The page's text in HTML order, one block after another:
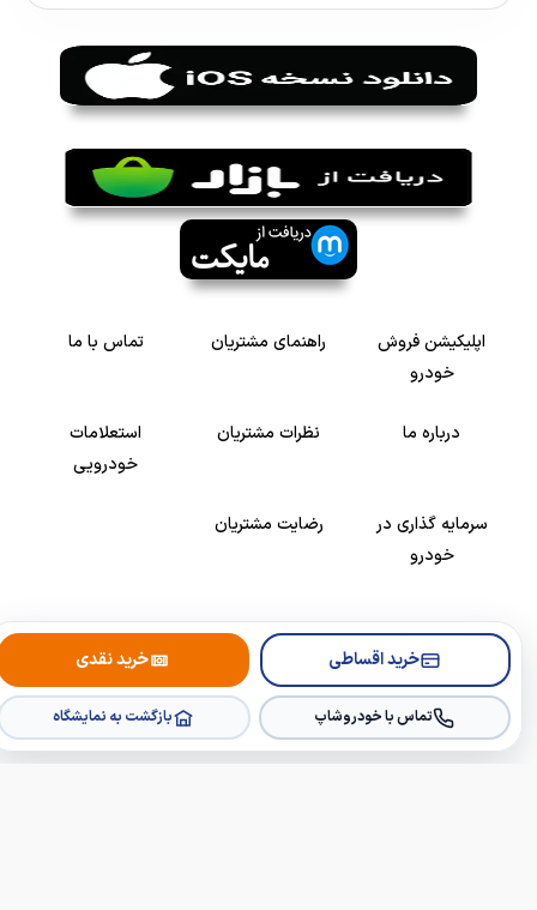
خرید اقساطی خرید نقدی
تماس با خودروشاپ بازگشت به نمایشگاه
اپلیکیشن فروش
خودرو
راهنمای مشتریان تماس با ما
درباره ما نظرات مشتریان
استعلامات
خودرویی
سرمایه گذاری در
خودرو
رضایت مشتریان
Copyright © 2005-2026Khodroshop.ir